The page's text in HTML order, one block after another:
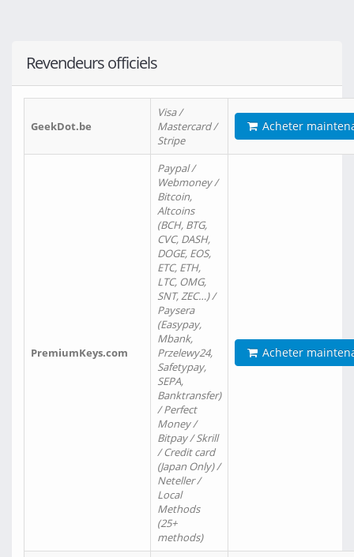
Revendeurs officiels
GeekDot.be
Visa /
Mastercard /
Stripe
Acheter
PremiumKeys.com
Paypal /
Webmoney /
Bitcoin,
Altcoins
(BCH, BTG,
CVC, DASH,
DOGE, EOS,
ETC, ETH,
LTC, OMG,
SNT, ZEC…) /
Paysera
(Easypay,
Mbank,
Przelewy24,
Safetypay,
SEPA,
Banktransfer)
/ Perfect
Money /
Bitpay / Skrill
/ Credit card
(Japan Only) /
Neteller /
Local
Methods
(25+
methods)
Acheter